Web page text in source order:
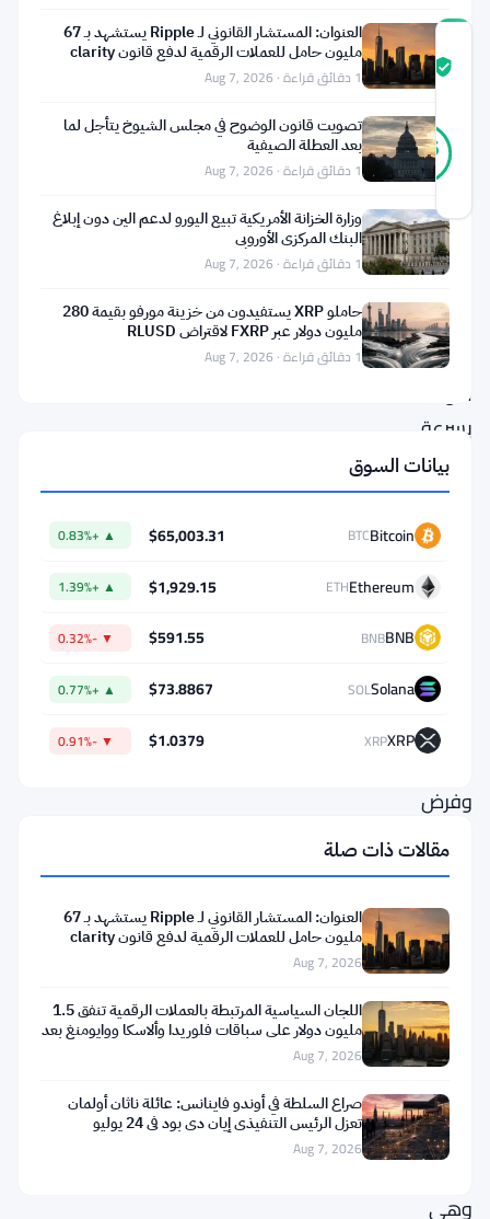
درجة
ثقة
المجتمع
موثّق
95
%
حقيقي
موثّق
38
أصوات
يتحرك
في
مجلس
النواب
بسرعة.
إنهم
يدفعون
صيفي
لحظر
الأسهم
وفرض
قيود
جديدة
على
قدرة
المشرعين
على
المشاركة
في
الأسواق
التنبؤية
وهي
العنوان: المستشار القانوني لـ Ripple يستشهد بـ 67
مليون حامل للعملات الرقمية لدفع قانون clarity
1 دقائق قراءة · Aug 7, 2026
تصويت قانون الوضوح في مجلس الشيوخ يتأجل لما
بعد العطلة الصيفية
1 دقائق قراءة · Aug 7, 2026
وزارة الخزانة الأمريكية تبيع اليورو لدعم الين دون إبلاغ
البنك المركزي الأوروبي
1 دقائق قراءة · Aug 7, 2026
حاملو XRP يستفيدون من خزينة مورفو بقيمة 280
مليون دولار عبر FXRP لاقتراض RLUSD
1 دقائق قراءة · Aug 7, 2026
بيانات السوق
Bitcoin
BTC
$65,003.31
▲ +0.83%
Ethereum
ETH
$1,929.15
▲ +1.39%
BNB
BNB
$591.55
▼ -0.32%
Solana
SOL
$73.8867
▲ +0.77%
XRP
XRP
$1.0379
▼ -0.91%
مقالات ذات صلة
العنوان: المستشار القانوني لـ Ripple يستشهد بـ 67
مليون حامل للعملات الرقمية لدفع قانون clarity
Aug 7, 2026
اللجان السياسية المرتبطة بالعملات الرقمية تنفق 1.5
مليون دولار على سباقات فلوريدا وألاسكا ووايومنغ بعد
تعثر
Aug 7, 2026
صراع السلطة في أوندو فاينانس: عائلة ناثان أولمان
تعزل الرئيس التنفيذي إيان دي بود في 24 يوليو
Aug 7, 2026